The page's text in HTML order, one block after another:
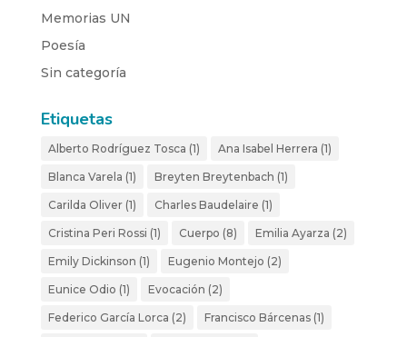
Memorias UN
Poesía
Sin categoría
Etiquetas
Alberto Rodríguez Tosca (1) Ana Isabel Herrera (1)
Blanca Varela (1) Breyten Breytenbach (1)
Carilda Oliver(1) Charles Baudelaire (1)
Cristina Peri Rossi (1) Cuerpo (8) Emilia Ayarza (2)
Emily Dickinson (1) Eugenio Montejo (2)
Eunice Odio (1) Evocación (2)
Federico García Lorca (2) Francisco Bárcenas(1)